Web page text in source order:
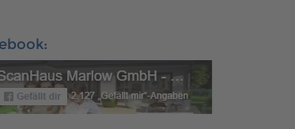
400 500
400 500